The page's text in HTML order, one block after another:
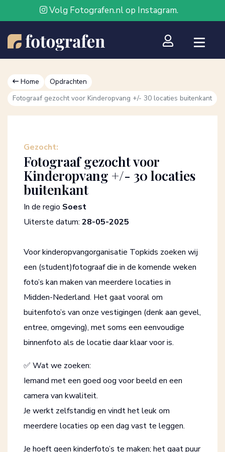
Volg Fotografen.nl op Instagram.
Home
Opdrachten
Fotograaf gezocht voor Kinderopvang +/- 30 locaties buitenkant
Gezocht:
Fotograaf gezocht voor
Kinderopvang +/- 30 locaties
buitenkant
In de regio Soest
Uiterste datum: 28-05-2025
Voor kinderopvangorganisatie Topkids zoeken wij
een (student)fotograaf die in de komende weken
foto’s kan maken van meerdere locaties in
Midden-Nederland. Het gaat vooral om
buitenfoto’s van onze vestigingen (denk aan gevel,
entree, omgeving), met soms een eenvoudige
binnenfoto als de locatie daar klaar voor is.
✅ Wat we zoeken:
Iemand met een goed oog voor beeld en een
camera van kwaliteit.
Je werkt zelfstandig en vindt het leuk om
meerdere locaties op een dag vast te leggen.
Je hoeft geen kinderfoto’s te maken; het gaat puur